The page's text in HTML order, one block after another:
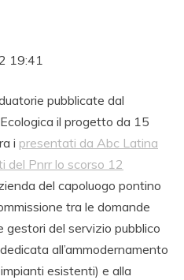
19:41
pubblicate dal
il progetto da 15
i presentati da Abc Latina
del Pnrr lo scorso 12
del capoluogo pontino
tra le domande
del servizio pubblico
all’ammodernamento
esistenti) e alla